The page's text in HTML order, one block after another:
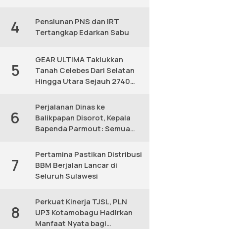
4
Pensiunan PNS dan IRT
Tertangkap Edarkan Sabu
5
GEAR ULTIMA Taklukkan
Tanah Celebes Dari Selatan
Hingga Utara Sejauh 2740
6
Perjalanan Dinas ke
Balikpapan Disorot, Kepala
Bapenda Parmout: Semua
7
Pertamina Pastikan Distribusi
BBM Berjalan Lancar di
Seluruh Sulawesi
8
Perkuat Kinerja TJSL, PLN
UP3 Kotamobagu Hadirkan
Manfaat Nyata bagi